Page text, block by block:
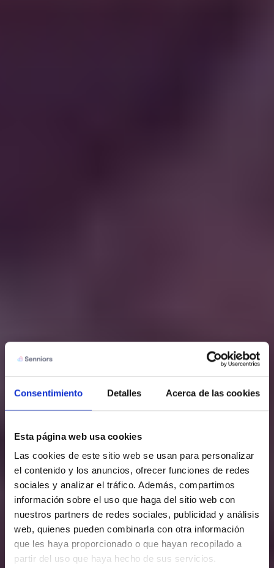
Consentimiento Detalles Acerca de las cookies
Esta página web usa cookies
Las cookies de este sitio web se usan para personalizar
el contenido y los anuncios, ofrecer funciones de redes
sociales y analizar el tráfico. Además, compartimos
información sobre el uso que haga del sitio web con
nuestros partners de redes sociales, publicidad y análisis
web, quienes pueden combinarla con otra información
que les haya proporcionado o que hayan recopilado a
partir del uso que haya hecho de sus servicios.